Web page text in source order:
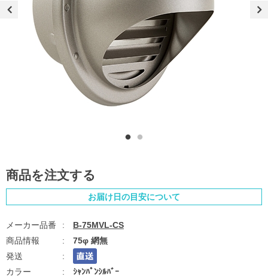
商品を注文する
お届け日の目安について
B-75MVL-CS
75φ 網無
ｼｬﾝﾊﾟﾝｼﾙﾊﾞｰ